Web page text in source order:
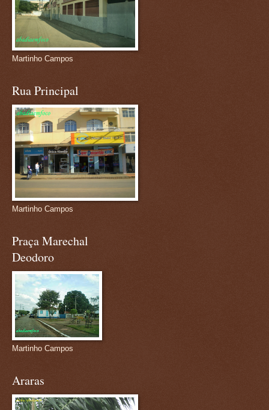
Martinho Campos
Rua Principal
Martinho Campos
Praça Marechal
Deodoro
Martinho Campos
Araras